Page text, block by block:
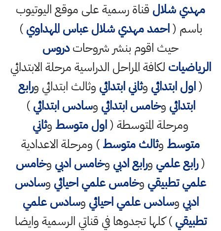
مهدي شلال قناة رسمية على موقع اليوتيوب
باسم (احمد مهدي شلال عباس المهداوي)
حيث اقوم بنشر شروحاتدروس
الرياضيات لكافة المراحل الدراسية مرحلة الابتدائي
(اول ابتدائي وثاني ابتدائي وثالث ابتدائي ورابع
ابتدائي وخامس ابتدائي وسادس ابتدائي)
ومرحلة المتوسطة (اول متوسط وثاني
متوسط وثالث متوسط) ومرحلة الاعدادية
(رابع علمي ورابع ادبي وخامس ادبي وخامس
علمي تطبيقي وخامس علمي احيائي وسادس
ادبي وسادس علمي احيائي وسادس علمي
تطبيقي) كلها تجدوها في قناتي الرسمية وايضا